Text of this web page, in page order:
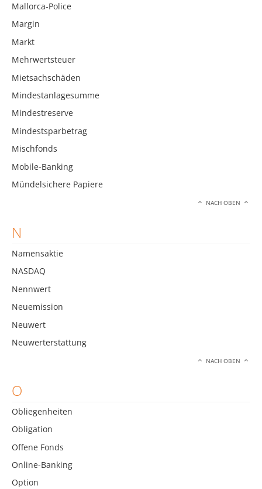
Mallorca-Police
Margin
Markt
Mehrwertsteuer
Mietsachschäden
Mindestanlagesumme
Mindestreserve
Mindestsparbetrag
Mischfonds
Mobile-Banking
Mündelsichere Papiere
NACH OBEN
N
Namensaktie
NASDAQ
Nennwert
Neuemission
Neuwert
Neuwerterstattung
NACH OBEN
O
Obliegenheiten
Obligation
Offene Fonds
Online-Banking
Option